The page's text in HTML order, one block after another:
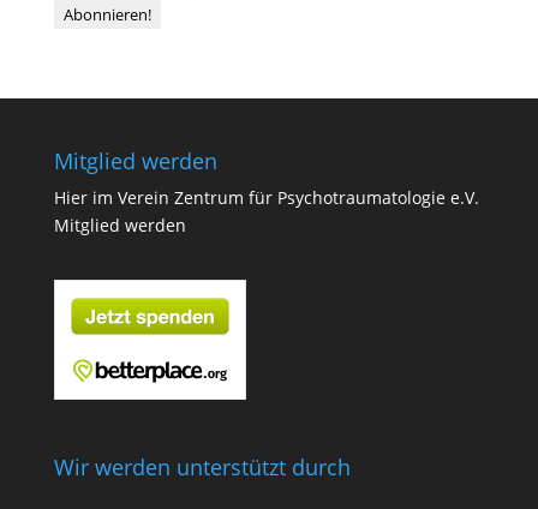
Mitglied werden
Hier im Verein Zentrum für Psychotraumatologie e.V.
Mitglied werden
Wir werden unterstützt durch